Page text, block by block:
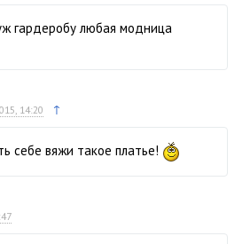
гардеробу любая модница
14:20 ↑
себе вяжи такое платье!